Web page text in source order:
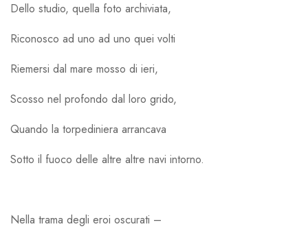
Dello studio, quella foto archiviata,
Riconosco ad uno ad uno quei volti
Riemersi dal mare mosso di ieri,
Scosso nel profondo dal loro grido,
Quando la torpediniera arrancava
Sotto il fuoco delle altre altre navi intorno.
Nella trama degli eroi oscurati –